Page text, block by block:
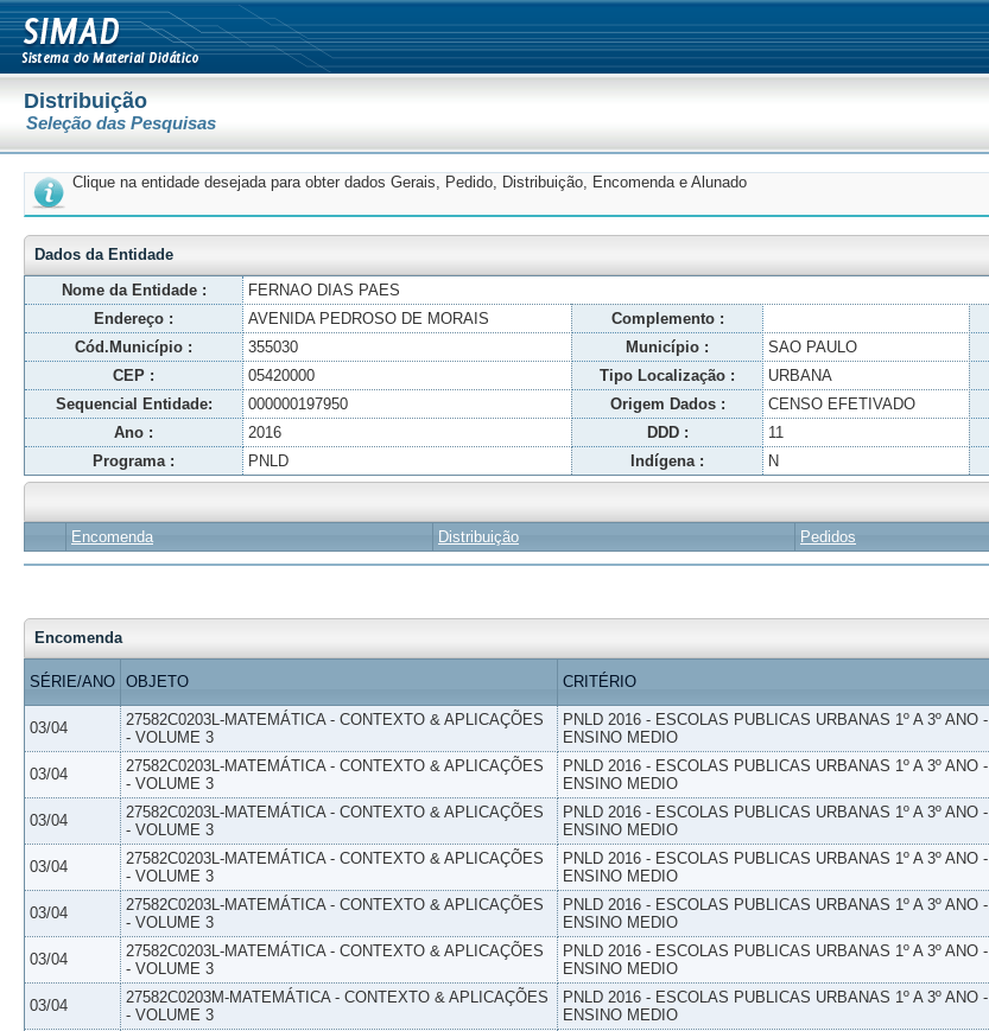
Distribuição
Seleção das Pesquisas
Clique na entidade desejada para obter dados Gerais, Pedido, Distribuição, Encomenda e Alunado
Dados da Entidade
Nome da Entidade :
FERNAO DIAS PAES
Endereço :
AVENIDA PEDROSO DE MORAIS Complemento :
Cód.Município :
355030 Município : SAO PAULO
CEP :
05420000 Tipo Localização : URBANA
Sequencial Entidade:
000000197950 Origem Dados : CENSO EFETIVADO
Ano :
2016 DDD : 11
Programa :
PNLD Indígena : N
Encomenda Distribuição Pedidos
Encomenda
SÉRIE/ANO OBJETO CRITÉRIO
03/04
27582C0203L-MATEMÁTICA - CONTEXTO & APLICAÇÕES
- VOLUME 3
PNLD 2016 - ESCOLAS PUBLICAS URBANAS 1º A 3º ANO -
ENSINO MEDIO
03/04
27582C0203L-MATEMÁTICA - CONTEXTO & APLICAÇÕES
- VOLUME 3
PNLD 2016 - ESCOLAS PUBLICAS URBANAS 1º A 3º ANO -
ENSINO MEDIO
03/04
27582C0203L-MATEMÁTICA - CONTEXTO & APLICAÇÕES
- VOLUME 3
PNLD 2016 - ESCOLAS PUBLICAS URBANAS 1º A 3º ANO -
ENSINO MEDIO
03/04
27582C0203L-MATEMÁTICA - CONTEXTO & APLICAÇÕES
- VOLUME 3
PNLD 2016 - ESCOLAS PUBLICAS URBANAS 1º A 3º ANO -
ENSINO MEDIO
03/04
27582C0203L-MATEMÁTICA - CONTEXTO & APLICAÇÕES
- VOLUME 3
PNLD 2016 - ESCOLAS PUBLICAS URBANAS 1º A 3º ANO -
ENSINO MEDIO
03/04
27582C0203L-MATEMÁTICA - CONTEXTO & APLICAÇÕES
- VOLUME 3
PNLD 2016 - ESCOLAS PUBLICAS URBANAS 1º A 3º ANO -
ENSINO MEDIO
03/04
27582C0203M-MATEMÁTICA - CONTEXTO & APLICAÇÕES
- VOLUME 3
PNLD 2016 - ESCOLAS PUBLICAS URBANAS 1º A 3º ANO -
ENSINO MEDIO